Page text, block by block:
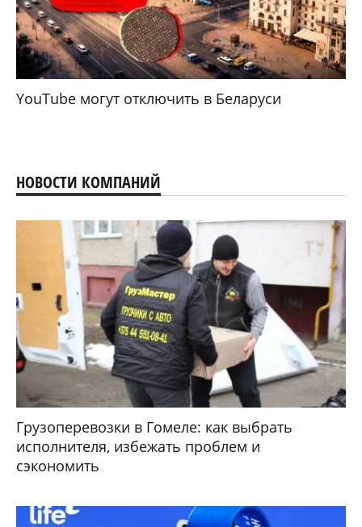
YouTube могут отключить в Беларуси
НОВОСТИ КОМПАНИЙ
Грузоперевозки в Гомеле: как выбрать
исполнителя, избежать проблем и
сэкономить